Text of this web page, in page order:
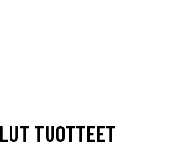
TUOTTEET